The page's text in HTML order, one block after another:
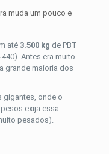
muda um pouco e
até 3.500 kg de PBT
Antes era muito
grande maioria dos
gigantes, onde o
exija essa
pesados).